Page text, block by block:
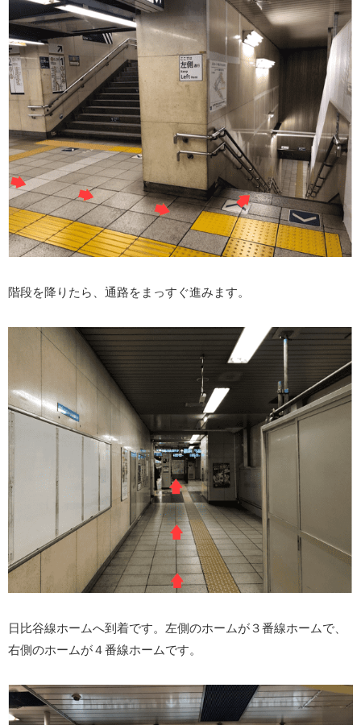
階段を降りたら、通路をまっすぐ進みます。
日比谷線ホームへ到着です。左側のホームが３番線ホームで、
右側のホームが４番線ホームです。